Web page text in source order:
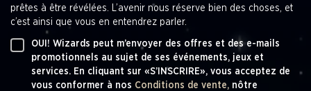
prêtes à être révélées. L’avenir nous réserve bien des choses, et
c’est ainsi que vous en entendrez parler.
OUI! Wizards peut m’envoyer des offres et des e-mails
promotionnels au sujet de ses événements, jeux et
services. En cliquant sur «S’INSCRIRE», vous acceptez de
vous conformer à nos Conditions de vente, nôtre